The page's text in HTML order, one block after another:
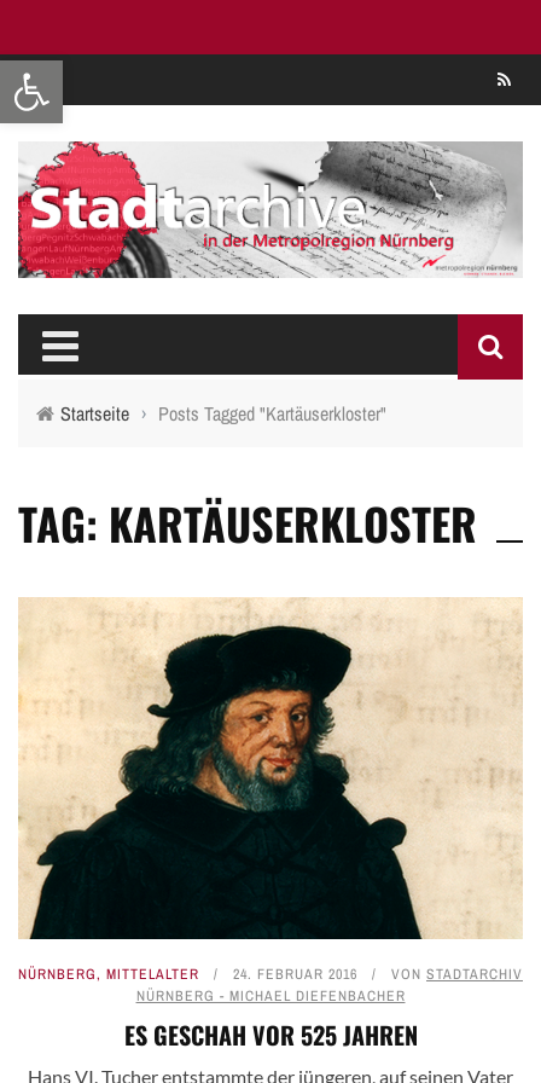
Werkzeugleiste öffnen
Startseite › Posts Tagged "Kartäuserkloster"
TAG: KARTÄUSERKLOSTER
NÜRNBERG, MITTELALTER 24. FEBRUAR 2016 VON STADTARCHIV
NÜRNBERG - MICHAEL DIEFENBACHER
ES GESCHAH VOR 525 JAHREN
Hans VI. Tucher entstammte der jüngeren, auf seinen Vater